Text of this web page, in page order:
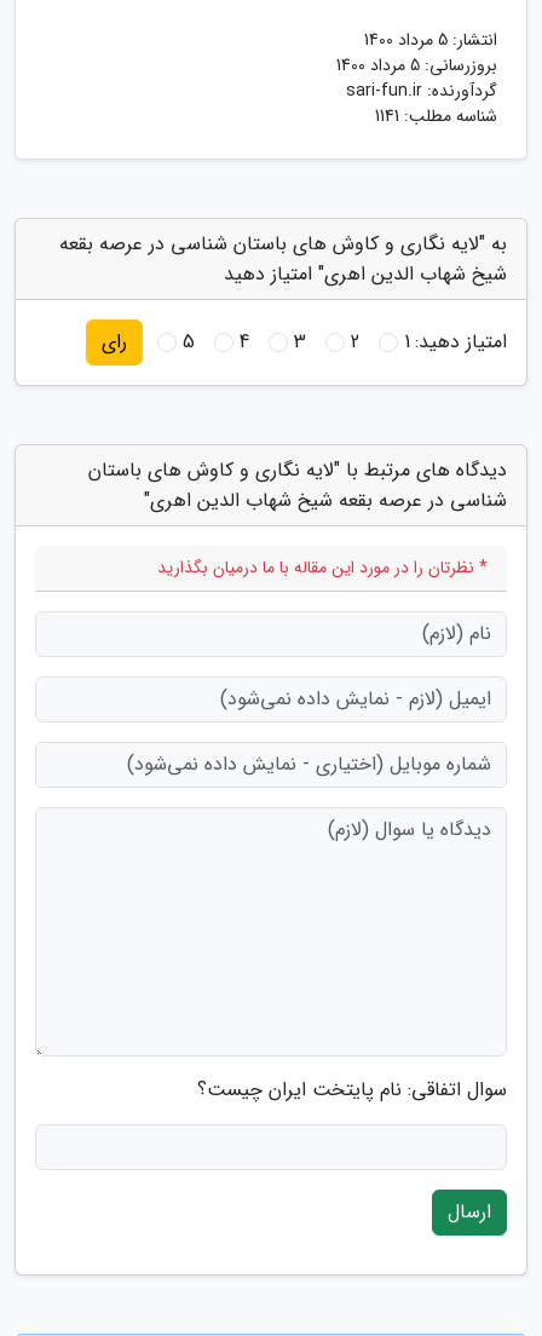
انتشار: 5 مرداد 1400
بروزرسانی: 5 مرداد 1400
گردآورنده: sari-fun.ir
شناسه مطلب: 1141
به "لایه نگاری و کاوش های باستان شناسی در عرصه بقعه
شیخ شهاب الدین اهری" امتیاز دهید
امتیاز دهید:1
2
3
4
5 رای
دیدگاه های مرتبط با "لایه نگاری و کاوش های باستان
شناسی در عرصه بقعه شیخ شهاب الدین اهری"
* نظرتان را در مورد این مقاله با ما درمیان بگذارید
سوال اتفاقی: نام پایتخت ایران چیست؟
ارسال